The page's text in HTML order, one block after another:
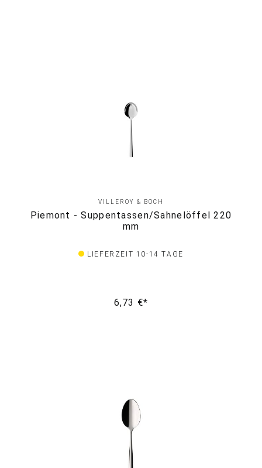
VILLEROY & BOCH
Piemont - Suppentassen/Sahnelöffel 220
mm
LIEFERZEIT 10-14 TAGE
6,73 €*